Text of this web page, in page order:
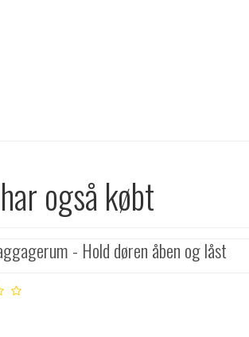
også købt
- Hold døren åben og låst